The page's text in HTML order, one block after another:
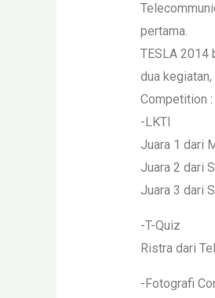
pertama.
TESLA 2014
dua
Competition :
-LKTI
Juara 1 dari
Juara 2 dari
Juara 3 dari
-T-Quiz
Ristra dari
-Fotografi